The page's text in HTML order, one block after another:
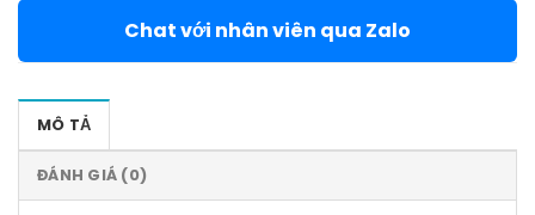
Chat với nhân viên qua Zalo
MÔ TẢ
ĐÁNH GIÁ (0)